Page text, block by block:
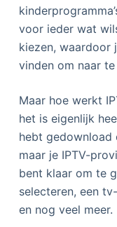
voor ieder wat
kiezen, waardoor
vinden om naar
Maar hoe werkt
het is eigenlijk
hebt gedownload
maar je IPTV-
bent klaar om te
selecteren, een
en nog veel meer.